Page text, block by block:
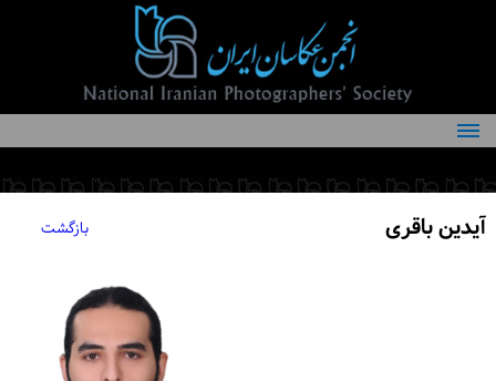
درباره انجمن
کمیته‌های انجمن
آیدین باقری بازگشت